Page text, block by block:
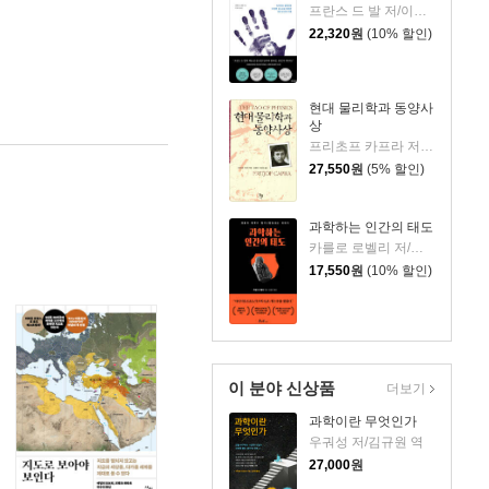
프란스 드 발 저/이충호 역
22,320원 (10% 할인)
현대 물리학과 동양사
상
프리초프 카프라 저/김용정,이성범 역
27,550원 (5% 할인)
과학하는 인간의 태도
카를로 로벨리 저/김동규 역
17,550원 (10% 할인)
이 분야 신상품
과학이란 무엇인가
우궈성 저/김규원 역
27,000원
더보기